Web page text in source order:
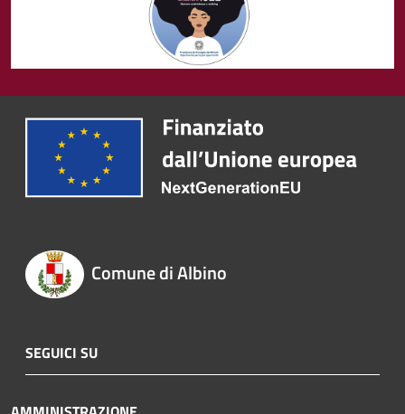
Comune di Albino
SEGUICI SU